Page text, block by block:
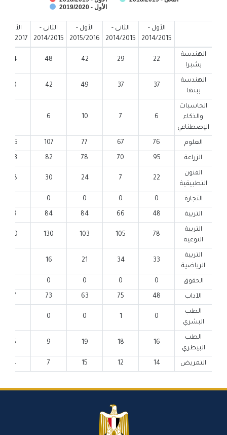
الأول - 2019/2020
End of interactive chart.
الأول -
2014/2015
الثانى -
2014/2015
الأول -
2015/2016
الثانى -
2014/2015
الأول -
2017
الهندسة
بشبرا
22
29
42
48
54
الهندسة
ببنها
37
37
49
42
30
الحاسبات
والذكاء
الإصطناعي
6
7
10
6
العلوم 76
67
77
107
135
الزراعة 95
70
78
82
113
الفنون
التطبيقية
22
7
24
30
48
التجارة 0
0
0
0
التربية 48
66
84
84
79
التربية
النوعية
78
105
103
130
110
التربية
الرياضية
33
34
21
16
الحقوق 0
0
0
0
الآداب 48
75
63
73
الطب
البشري
0
1
0
0
الطب
البيطري
16
18
19
9
15
التمريض 14
12
15
7
14